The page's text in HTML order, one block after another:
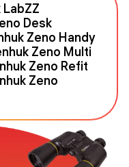
LabZZ
Desk
Zeno Handy
Zeno Multi
Zeno Refit
Zeno